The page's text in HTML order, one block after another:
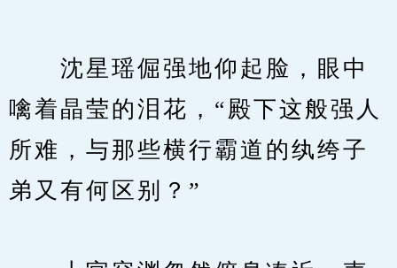
沈星瑶倔强地仰起脸，眼中
噙着晶莹的泪花，“殿下这般强人
所难，与那些横行霸道的纨绔子
弟又有何区别？”